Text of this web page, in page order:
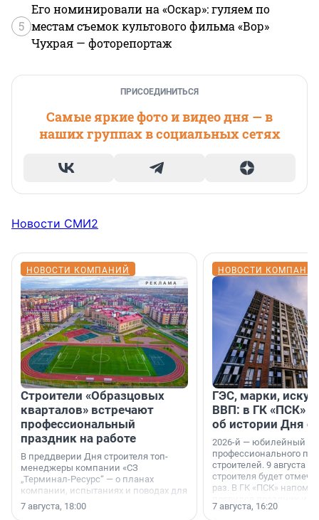
5
Его номинировали на «Оскар»: гуляем по
местам съемок культового фильма «Вор»
Чухрая — фоторепортаж
ПРИСОЕДИНИТЬСЯ
Самые яркие фото и видео дня — в
наших группах в социальных сетях
Новости СМИ2
НОВОСТИ КОМПАНИЙ
Строители «Образцовых
кварталов» встречают
профессиональный
праздник на работе
В преддверии Дня строителя топ-
менеджеры компании «СЗ
„Терминал-Ресурс“ — о планах
компании, испытаниях и поводах для
осторожного оптимизма.
7 августа, 18:00
НОВОСТИ
ГЭС, марки,
ВВП: в ГК «ПСК»
об истории Дня
2026-й — юбилейный
профессионального
строителей. 9 августа
строителя будет
раз. В ГК «ПСК»
поменялась роль
7 августа, 16:20